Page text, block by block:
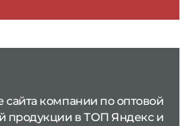
компании по оптовой
продукции в ТОП Яндекс и